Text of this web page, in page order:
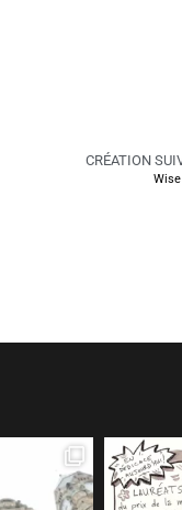
CRÉATION